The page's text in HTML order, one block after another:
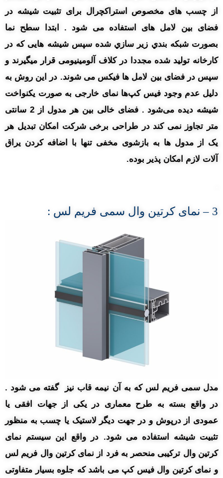
از چسب های مخصوص استراکچرال برای تثبیت شیشه در
فضای بین لامل های استفاده می شود . ابتدا سطح نما
بصورت شبکه بندي زير سازي شده سپس شیشه هایی که در
کارخانه تولید شده مجددا در کلاف آلومینیومی قرار میگیرند و
سپس در فضای بین لامل ها فیکس می شوند. در این روش به
دلیل عدم وجود فیس کپ‌ها نمای خارجی به صورت یکنواخت
شیشه دیده می‌شود . فضای خالی بین هر مدول از 2 سانتی
متر تجاوز نمی کند در طراحی برخی شرکت امکان تبدیل هر
یک از مدول ها به بازشوی مخفی تنها با اضافه کردن یراق
آلات لازم امکان پذیر بوده.
3 – نمای کرتین وال سمی فریم لس :
مدل سمی فریم لس که به آن نیمه قاب نیز گفته می شود .
در واقع بسته به طرح معماری در یکی از جهات افقی یا
عمودی از درپوش و در جهت دیگر لاستیک یا چسب به منظور
تثبیت شیشه استفاده می شود. در واقع این سیستم نمای
کرتین وال ترکیبی منحصر به فرد از نمای کرتین وال فریم لس
و نمای کرتین وال فیس کپ می باشد که جلوه بسیار متفاوتی